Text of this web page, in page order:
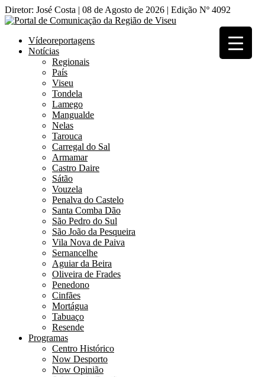
Diretor: José Costa | 08 de Agosto de 2026 | Edição Nº 4092
Vídeoreportagens
Notícias
Regionais
País
Viseu
Tondela
Lamego
Mangualde
Nelas
Tarouca
Carregal do Sal
Armamar
Castro Daire
Sátão
Vouzela
Penalva do Castelo
Santa Comba Dão
São Pedro do Sul
São João da Pesqueira
Vila Nova de Paiva
Sernancelhe
Aguiar da Beira
Oliveira de Frades
Penedono
Cinfães
Mortágua
Tabuaço
Resende
Programas
Centro Histórico
Now Desporto
Now Opinião